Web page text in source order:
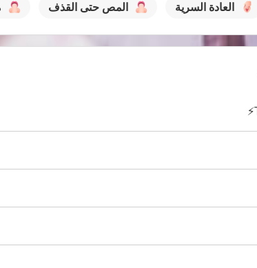
العادة السرية المص حتى القذف